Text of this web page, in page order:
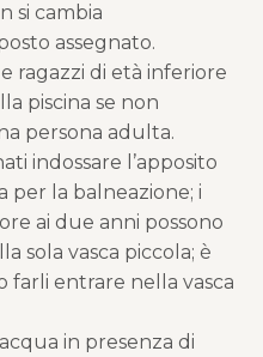
si cambia
assegnato.
ragazzi di età inferiore
piscina se non
persona adulta.
indossare l’apposito
la balneazione; i
ai due anni possono
sola vasca piccola; è
farli entrare nella vasca
in presenza di